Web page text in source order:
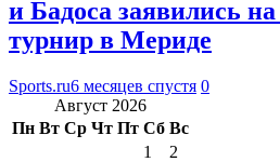
и Бадоса заявились
турнир в Мериде
Sports.ru6 месяцев спустя 0
Август 2026
Пн Вт Ср Чт Пт Сб Вс
1
2